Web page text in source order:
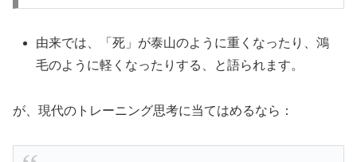
由来では、「死」が泰山のように重くなったり、鴻
毛のように軽くなったりする、と語られます。
が、現代のトレーニング思考に当てはめるなら：